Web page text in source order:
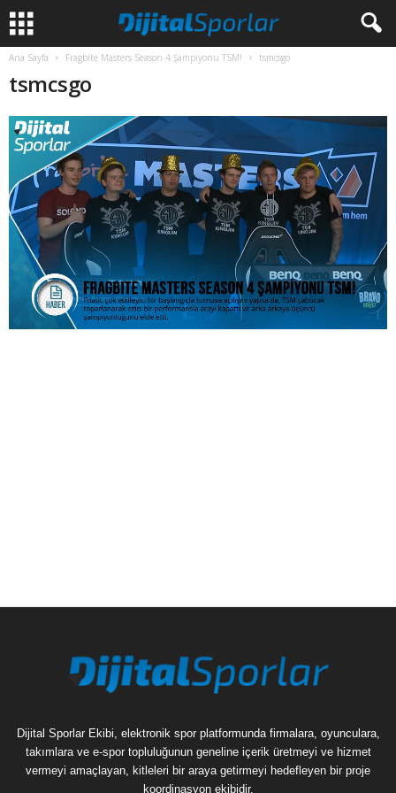
Ana Sayfa Fragbite Masters Season 4 Şampiyonu TSM! tsmcsgo
tsmcsgo
Dijital Sporlar Ekibi, elektronik spor platformunda firmalara, oyunculara,
takımlara ve e-spor topluluğunun geneline içerik üretmeyi ve hizmet
vermeyi amaçlayan, kitleleri bir araya getirmeyi hedefleyen bir proje
koordinasyon ekibidir.